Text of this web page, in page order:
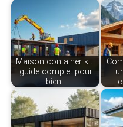
Maison container kit :
guide complet pour
bien…